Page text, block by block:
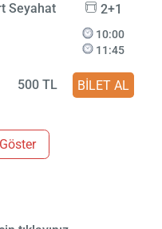
Seyahat 2+1
10:00
11:45
500 TL BİLET AL